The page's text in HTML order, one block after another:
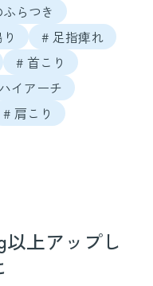
らつき
# 足指痺れ
# 首こり
イアーチ
# 肩こり
以上アップし